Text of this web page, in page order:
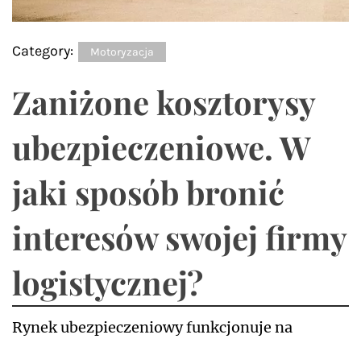
Category: Motoryzacja
Zaniżone kosztorysy
ubezpieczeniowe. W
jaki sposób bronić
interesów swojej firmy
logistycznej?
Rynek ubezpieczeniowy funkcjonuje na